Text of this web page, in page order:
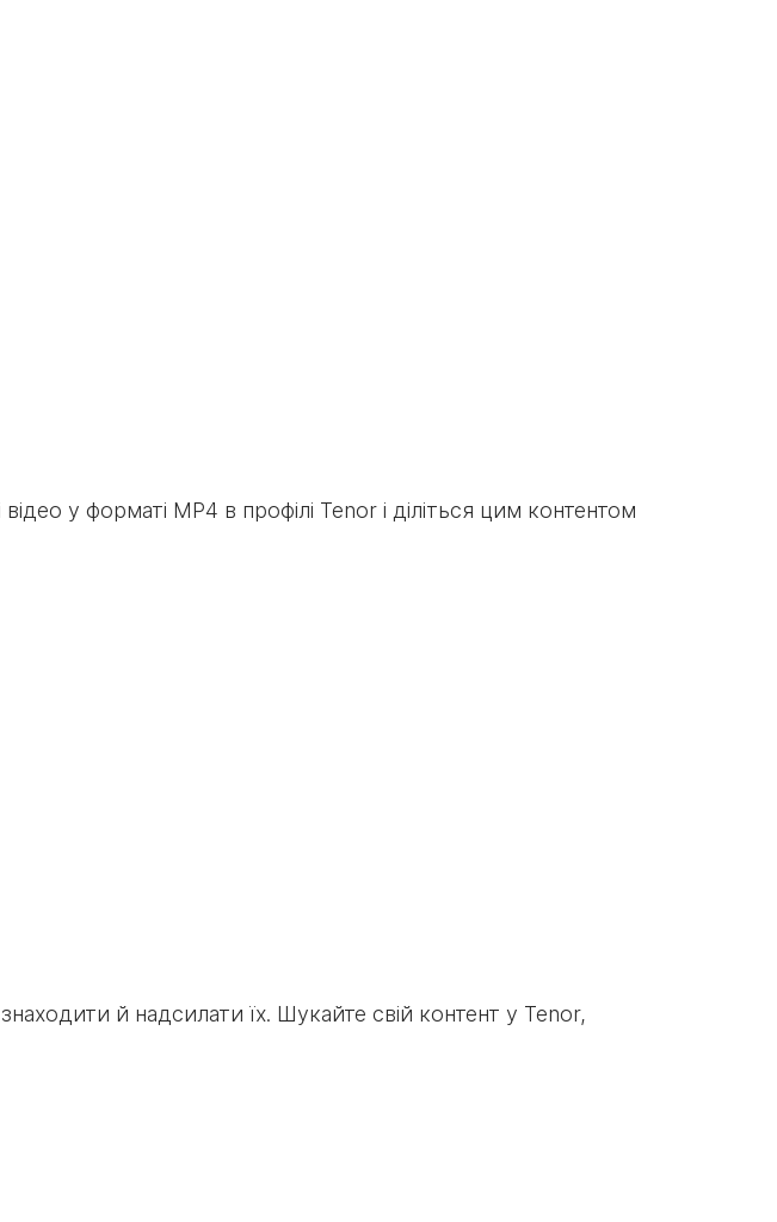
у форматі MP4 в профілі Tenor і діліться цим контентом
й надсилати їх. Шукайте свій контент у Tenor,